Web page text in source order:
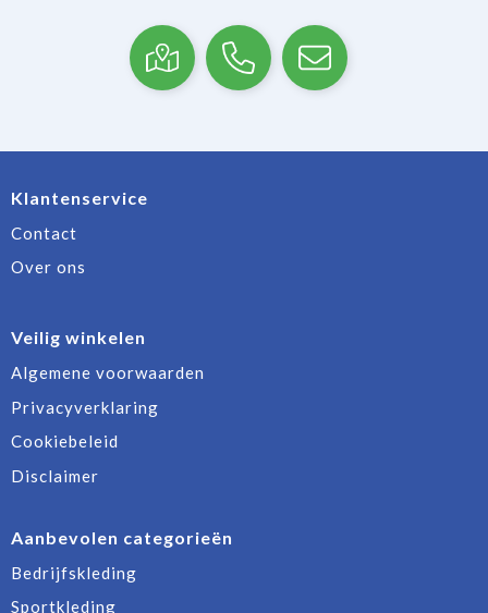
Klantenservice
Contact
Over ons
Veilig winkelen
Algemene voorwaarden
Privacyverklaring
Cookiebeleid
Disclaimer
Aanbevolen categorieën
Bedrijfskleding
Sportkleding